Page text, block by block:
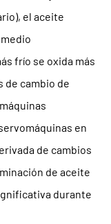
el aceite
frío se oxida más
cambio de
en
de cambios
de aceite
durante